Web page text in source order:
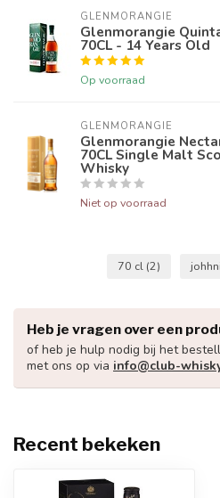
GLENMORANGIE
Glenmorangie
70CL - 14 Years Old
Op voorraad
GLENMORANGIE
Glenmorangie
70CL Single Malt
Whisky
Niet op voorraad
70 cl (2)
Heb je vragen over een
of heb je hulp nodig bij het
met ons op via info@club-
Recent bekeken